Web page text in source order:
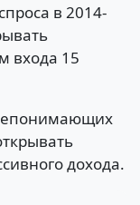
в 2014-
входа 15
дохода.